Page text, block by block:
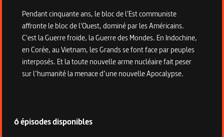
Pendant cinquante ans, le bloc de l'Est communiste
affronte le bloc de l'Ouest, dominé par les Américains.
C'est la Guerre froide, la Guerre des Mondes. En Indochine,
en Corée, au Vietnam, les Grands se font face par peuples
interposés. Et la toute nouvelle arme nucléaire fait peser
sur l’humanité la menace d’une nouvelle Apocalypse.
6 épisodes disponibles